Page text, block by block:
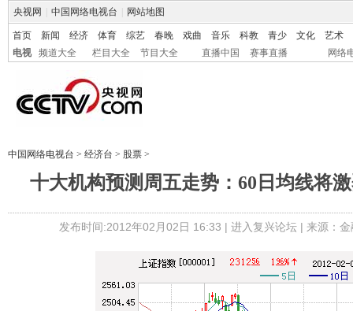
央视网 中国网络电视台 网站地图
首页 新闻 经济 体育 综艺 春晚 戏曲 音乐 科教 青少 文化
艺术
电视
频道大全 栏目大全 节目大全 直播中国 赛事直播 网络
中国网络电视台 > 经济台 > 股票 >
十大机构预测周五走势：60日均线将
发布时间:2012年02月02日 16:33 | 进入复兴论坛| 来源：